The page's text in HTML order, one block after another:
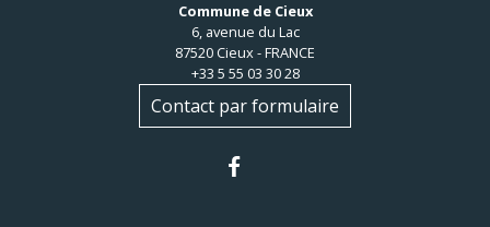
Commune de Cieux
6, avenue du Lac
87520 Cieux - FRANCE
+33 5 55 03 30 28
Contact par formulaire